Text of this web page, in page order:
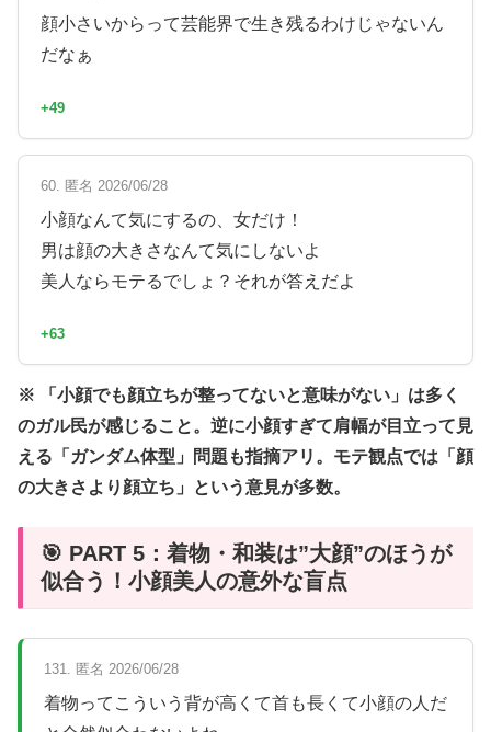
顔小さいからって芸能界で生き残るわけじゃないん
だなぁ
+49
60. 匿名 2026/06/28
小顔なんて気にするの、女だけ！
男は顔の大きさなんて気にしないよ
美人ならモテるでしょ？それが答えだよ
+63
※ 「小顔でも顔立ちが整ってないと意味がない」は多く
のガル民が感じること。逆に小顔すぎて肩幅が目立って見
える「ガンダム体型」問題も指摘アリ。モテ観点では「顔
の大きさより顔立ち」という意見が多数。
🎯 PART 5：着物・和装は”大顔”のほうが
似合う！小顔美人の意外な盲点
131. 匿名 2026/06/28
着物ってこういう背が高くて首も長くて小顔の人だ